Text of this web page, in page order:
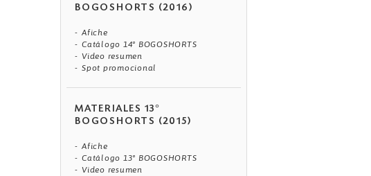
BOGOSHORTS (2016)
Afiche
Catálogo 14° BOGOSHORTS
Video resumen
Spot promocional
MATERIALES 13°
BOGOSHORTS (2015)
Afiche
Catálogo 13° BOGOSHORTS
Video resumen